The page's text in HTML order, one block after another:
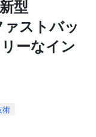
型
ストバッ
ーなイン
術